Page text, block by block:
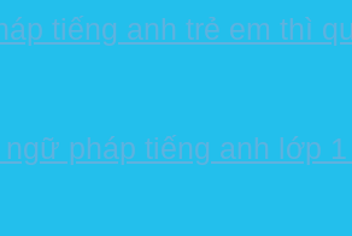
tiếng anh trẻ em thì
ngữ pháp tiếng anh lớp